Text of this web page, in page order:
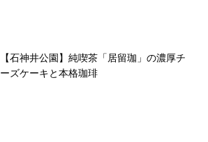
【石神井公園】純喫茶「居留珈」の濃厚チ
ーズケーキと本格珈琲